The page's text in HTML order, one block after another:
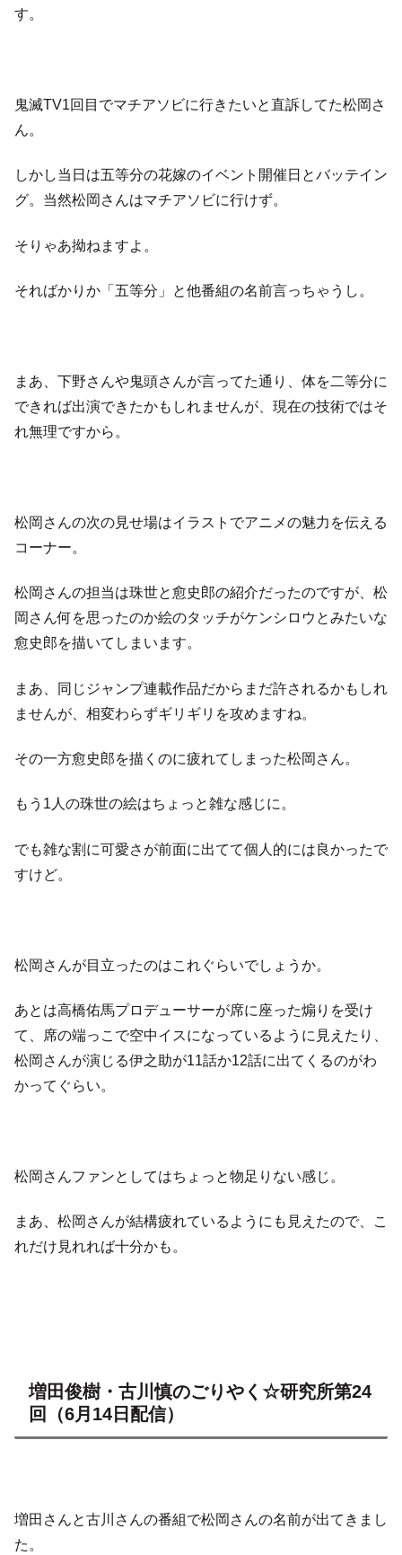
す。
鬼滅TV1回目でマチアソビに行きたいと直訴してた松岡さ
ん。
しかし当日は五等分の花嫁のイベント開催日とバッテイン
グ。当然松岡さんはマチアソビに行けず。
そりゃあ拗ねますよ。
そればかりか「五等分」と他番組の名前言っちゃうし。
まあ、下野さんや鬼頭さんが言ってた通り、体を二等分に
できれば出演できたかもしれませんが、現在の技術ではそ
れ無理ですから。
松岡さんの次の見せ場はイラストでアニメの魅力を伝える
コーナー。
松岡さんの担当は珠世と愈史郎の紹介だったのですが、松
岡さん何を思ったのか絵のタッチがケンシロウとみたいな
愈史郎を描いてしまいます。
まあ、同じジャンプ連載作品だからまだ許されるかもしれ
ませんが、相変わらずギリギリを攻めますね。
その一方愈史郎を描くのに疲れてしまった松岡さん。
もう1人の珠世の絵はちょっと雑な感じに。
でも雑な割に可愛さが前面に出てて個人的には良かったで
すけど。
松岡さんが目立ったのはこれぐらいでしょうか。
あとは高橋佑馬プロデューサーが席に座った煽りを受け
て、席の端っこで空中イスになっているように見えたり、
松岡さんが演じる伊之助が11話か12話に出てくるのがわ
かってぐらい。
松岡さんファンとしてはちょっと物足りない感じ。
まあ、松岡さんが結構疲れているようにも見えたので、こ
れだけ見れれば十分かも。
増田俊樹・古川慎のごりやく☆研究所第24
回（6月14日配信）
増田さんと古川さんの番組で松岡さんの名前が出てきまし
た。